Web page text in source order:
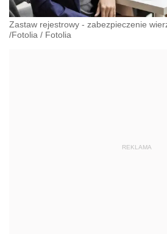
Zastaw rejestrowy - zabezpieczenie
/Fotolia / Fotolia